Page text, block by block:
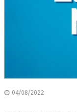
04/08/2022